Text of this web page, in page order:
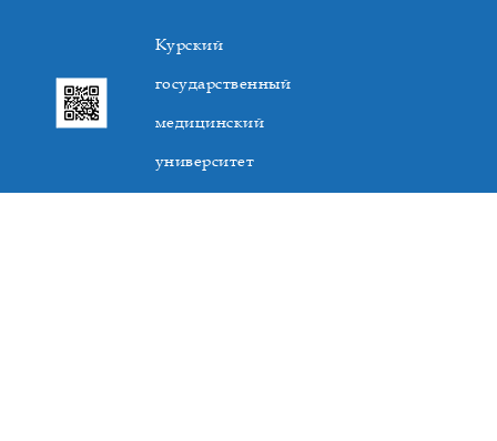
Курский
государственный
медицинский
университет